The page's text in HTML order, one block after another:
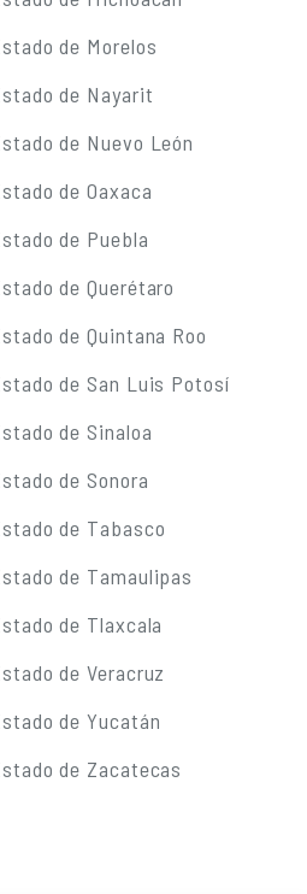
de Morelos
de Nayarit
de Nuevo León
de Oaxaca
de Puebla
de Querétaro
de Quintana Roo
de San Luis Potosí
de Sinaloa
de Sonora
de Tabasco
de Tamaulipas
de Tlaxcala
de Veracruz
de Yucatán
de Zacatecas